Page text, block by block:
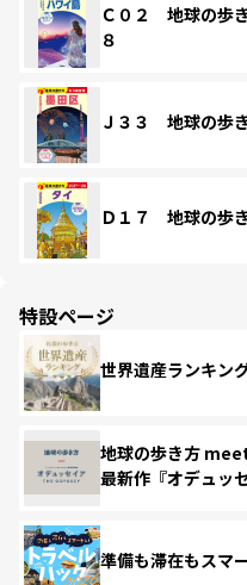
Ｃ０２ 地球の歩
８
Ｊ３３ 地球の歩
Ｄ１７ 地球の歩
特設ページ
世界遺産ランキン
地球の歩き方
最新作『オデュッ
準備も滞在もスマ